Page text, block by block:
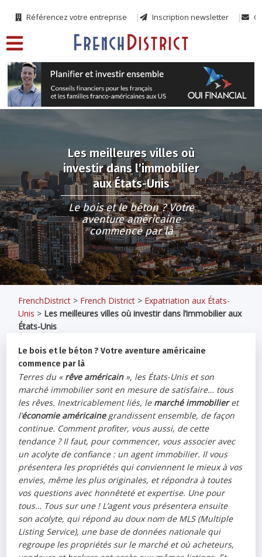
Référencez votre entreprise Inscription newsletter
Les meilleures villes où
investir dans l’immobilier
aux États-Unis
Le bois et le béton ? Votre
aventure américaine
commence par là
FrenchDistrict > French District > Expatriation aux États-
Unis > Les meilleures villes où investir dans l’immobilier aux
États-Unis
Le bois et le béton ? Votre aventure américaine
commence par là
Terres du « rêve américain», les États-Unis et son
marché immobilier sont en mesure de satisfaire… tous
les rêves. Inextricablement liés, le marché immobilieret
l’économie américainegrandissent ensemble, de façon
continue. Comment profiter, vous aussi, de cette
tendance ?Il faut, pour commencer, vous associer avec
un acolyte de confiance : un agent immobilier. Il vous
présentera les propriétés qui conviennent le mieux à vos
envies, même les plus originales, et répondra à toutes
vos questions avec honnêteté et expertise. Une pour
tous… Tous sur une ! L’agent vous présentera ensuite
son acolyte, qui répond au doux nom de MLS (Multiple
Listing Service), une base de données nationale qui
regroupe les propriétés sur le marché et où acheteurs,